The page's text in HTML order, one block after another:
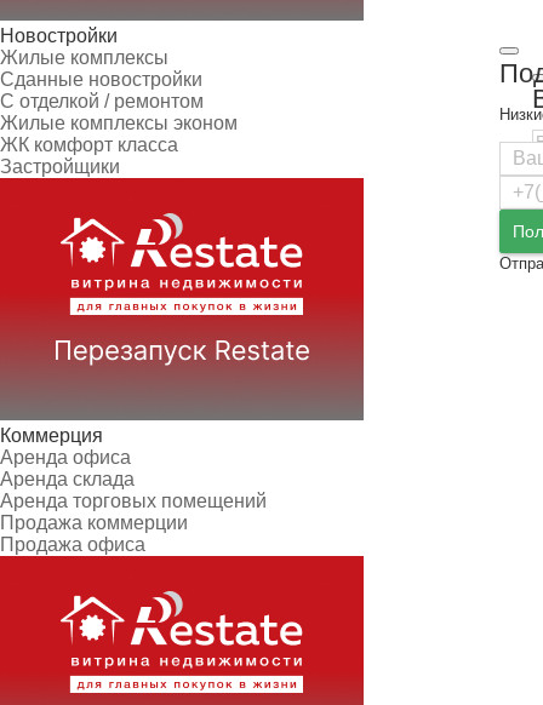
Новостройки
Жилые комплексы
Сданные новостройки
С отделкой / ремонтом
Жилые комплексы эконом
ЖК комфорт класса
Застройщики
Коммерция
Аренда офиса
Аренда склада
Аренда торговых помещений
Продажа коммерции
Продажа офиса